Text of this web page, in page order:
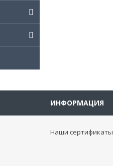
ИНФОРМАЦИЯ
Наши сертификаты